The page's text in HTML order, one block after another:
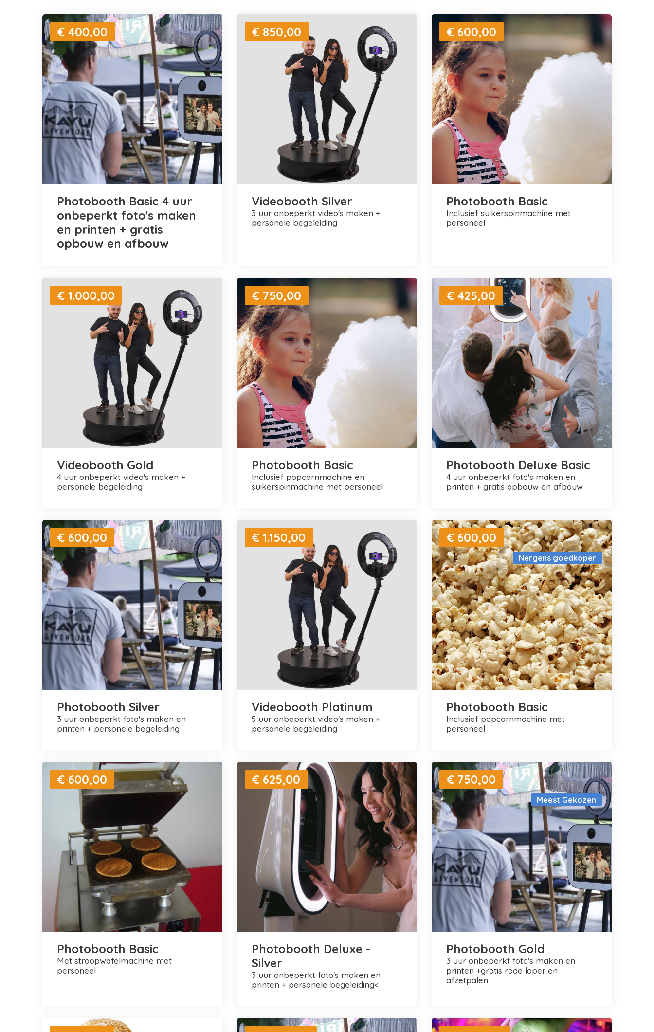
€ 400,00
Photobooth Basic 4 uur
onbeperkt foto's maken
en printen + gratis
opbouw en afbouw
€ 850,00
Videobooth Silver
3 uur onbeperkt video's maken +
personele begeleiding
€ 600,00
Photobooth Basic
inclusief suikerspinmachine met
personeel
€ 1.000,00
Videobooth Gold
4 uur onbeperkt video's maken +
personele begeleiding
€ 750,00
Photobooth Basic
inclusief popcornmachine en
suikerspinmachine met personeel
€ 425,00
Photobooth Deluxe Basic
4 uur onbeperkt foto's maken en
printen + gratis opbouw en afbouw
€ 600,00
Photobooth Silver
3 uur onbeperkt foto's maken en
printen + personele begeleiding
€ 1.150,00
Videobooth Platinum
5 uur onbeperkt video's maken +
personele begeleiding
Nergens goedkoper
€ 600,00
Photobooth Basic
inclusief popcornmachine met
personeel
€ 600,00
Photobooth Basic
met stroopwafelmachine met
personeel
€ 625,00
Photobooth Deluxe -
Silver
3 uur onbeperkt foto's maken en
printen + personele begeleiding<
Meest Gekozen
€ 750,00
Photobooth Gold
3 uur onbeperkt foto's maken en
printen +gratis rode loper en
afzetpalen